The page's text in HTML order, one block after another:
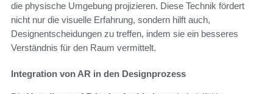
die physische Umgebung projizieren. Diese Technik fördert
nicht nur die visuelle Erfahrung, sondern hilft auch,
Designentscheidungen zu treffen, indem sie ein besseres
Verständnis für den Raum vermittelt.
Integration von AR in den Designprozess